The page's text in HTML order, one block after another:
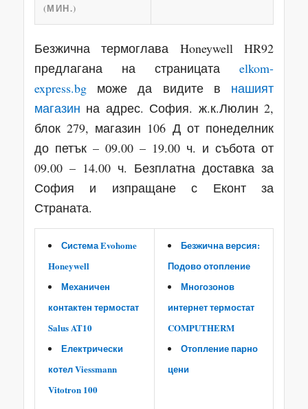
(МИН.)
Безжична термоглава Honeywell HR92
предлагана на страницатаelkom-
express.bgможе да видите в нашият
магазин на адрес. София. ж.к.Люлин 2,
блок 279, магазин 106 Д от понеделник
до петък – 09.00 – 19.00 ч. и събота от
09.00 – 14.00 ч. Безплатна доставка за
София и изпращане с Еконт за
Страната.
Система Evohome
Honeywell
Механичен
контактен термостат
Salus AT10
Електрически
котел Viessmann
Vitotron 100
Безжична версия:
Подово отопление
Многозонов
интернет термостат
COMPUTHERM
Отопление парно
цени